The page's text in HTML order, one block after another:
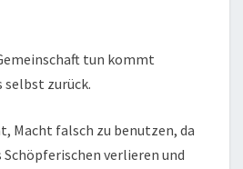
tun kommt
zurück.
Macht falsch zu benutzen, da
verlieren und